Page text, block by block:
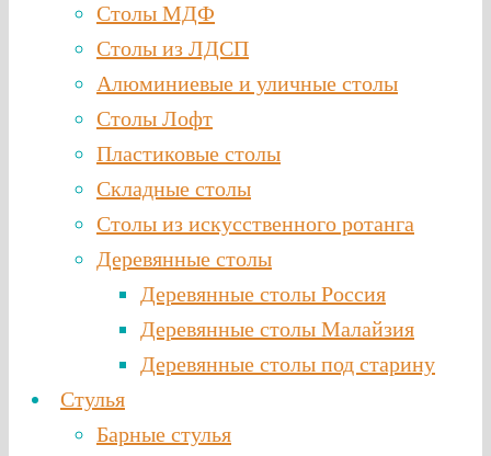
Столы МДФ
Столы из ЛДСП
Алюминиевые и уличные столы
Столы Лофт
Пластиковые столы
Складные столы
Столы из искусственного ротанга
Деревянные столы
Деревянные столы Россия
Деревянные столы Малайзия
Деревянные столы под старину
Стулья
Барные стулья